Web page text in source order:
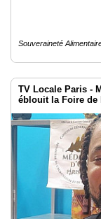
Souveraineté
TV Locale Paris -
éblouit la Foire de